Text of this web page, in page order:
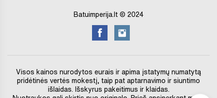
Batuimperija.lt © 2024
Visos kainos nurodytos eurais ir apima įstatymų numatytą
pridėtinės vertės mokestį, taip pat aptarnavimo ir siuntimo
išlaidas. Išskyrus pakeitimus ir klaidas.